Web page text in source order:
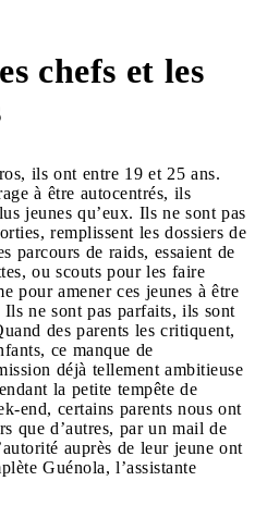
chefs et les
ils ont entre 19 et 25 ans.
à être autocentrés, ils
jeunes qu’eux. Ils ne sont pas
remplissent les dossiers de
parcours de raids, essaient de
ou scouts pour les faire
pour amener ces jeunes à être
ne sont pas parfaits, ils sont
des parents les critiquent,
ce manque de
déjà tellement ambitieuse
la petite tempête de
end, certains parents nous ont
que d’autres, par un mail de
auprès de leur jeune ont
Guénola, l’assistante